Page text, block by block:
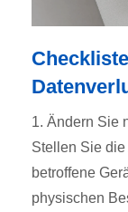
1. Ändern Sie
Stellen Sie
betroffene
physischen